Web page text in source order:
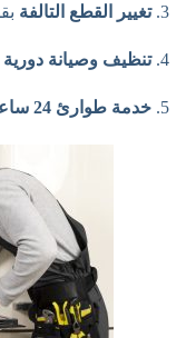
تغيير القطع التالفة
تنظيف وصيانة دورية
خدمة طوارئ 24 ساعة